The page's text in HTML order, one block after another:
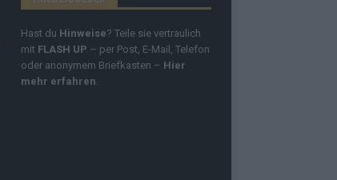
Hast du Hinweise? Teile sie vertraulich
mit FLASH UP – per Post, E-Mail, Telefon
oder anonymem Briefkasten – Hier
mehr erfahren